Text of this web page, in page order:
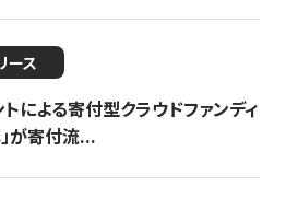
ース
による寄付型クラウドファンディ
が寄付流...